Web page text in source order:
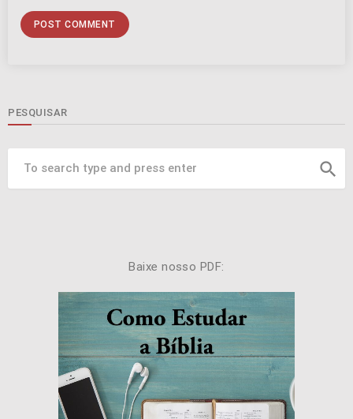
PESQUISAR
search
Baixe nosso PDF: